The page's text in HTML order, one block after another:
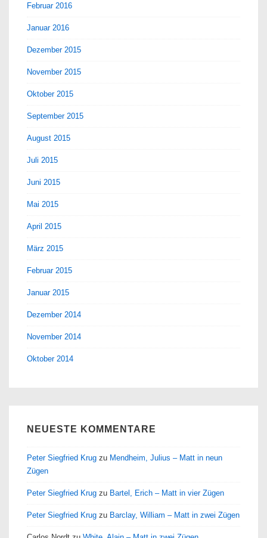
Februar 2016
Januar 2016
Dezember 2015
November 2015
Oktober 2015
September 2015
August 2015
Juli 2015
Juni 2015
Mai 2015
April 2015
März 2015
Februar 2015
Januar 2015
Dezember 2014
November 2014
Oktober 2014
NEUESTE KOMMENTARE
Peter Siegfried Krug zu Mendheim, Julius – Matt in neun
Zügen
Peter Siegfried Krug zu Bartel, Erich – Matt in vier Zügen
Peter Siegfried Krug zu Barclay, William – Matt in zwei Zügen